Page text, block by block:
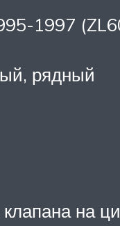
1997
рядный
на